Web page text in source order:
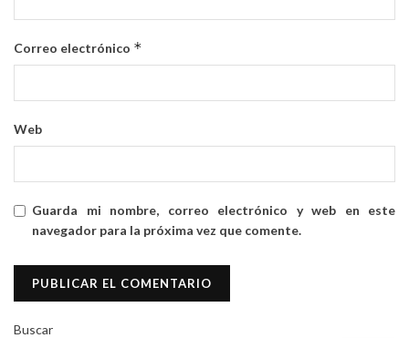
Correo electrónico *
Web
Guarda mi nombre, correo electrónico y web en este
navegador para la próxima vez que comente.
Buscar